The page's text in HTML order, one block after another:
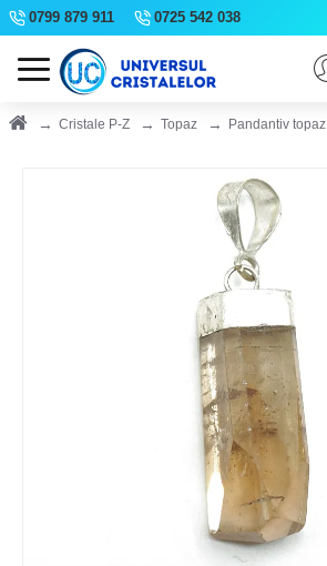
0799 879 911 0725 542 038
Cristale P-Z Topaz Pandantiv topaz